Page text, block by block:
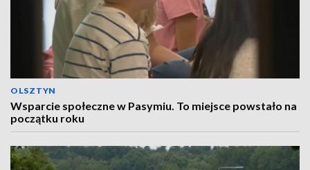
OLSZTYN
Wsparcie społeczne w Pasymiu. To miejsce powstało na
początku roku